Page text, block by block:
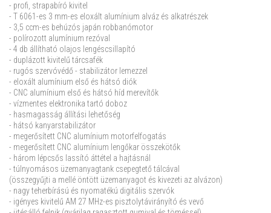
- profi, strapabíró kivitel
- T 6061-es 3 mm-es eloxált alumínium alváz és alkatrészek
- 3,5 ccm-es behúzós japán robbanómotor
- polírozott alumínium rezóval
- 4 db állítható olajos lengéscsillapító
- duplázott kivitelű tárcsafék
- rugós szervóvédő - stabilizátor lemezzel
- eloxált alumínium első és hátsó diók
- CNC alumínium első és hátsó híd merevítők
- vízmentes elektronika tartó doboz
- hasmagasság állítási lehetőség
- hátsó kanyarstabilizátor
- megerősített CNC alumínium motorfelfogatás
- megerősített CNC alumínium lengőkar összekötők
- három lépcsős lassító áttétel a hajtásnál
- túlnyomásos üzemanyagtank csepegtető tálcával
(összegyűjti a mellé öntött üzemanyagot és kivezeti az alvázon)
- nagy teherbírású és nyomatékú digitális szervók
- igényes kivitelű AM 27 MHz-es pisztolytávirányító és vevő